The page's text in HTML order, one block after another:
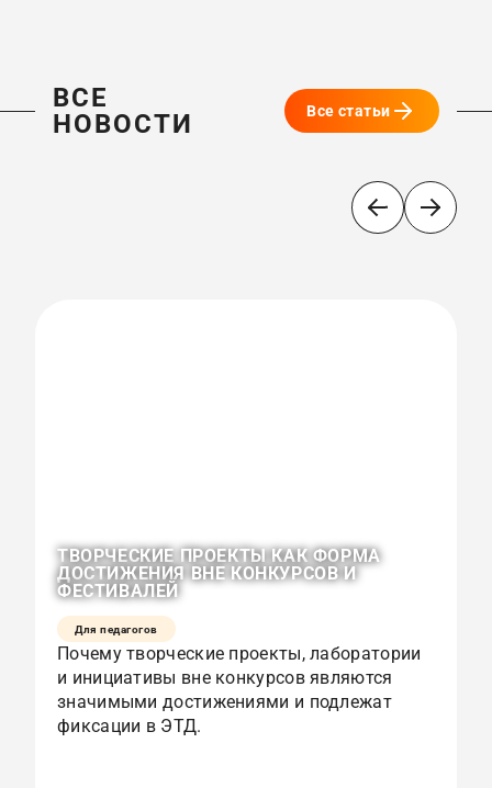
ВСЕ
НОВОСТИ
Все статьи
ТВОРЧЕСКИЕ ПРОЕКТЫ КАК ФОРМА
ДОСТИЖЕНИЯ ВНЕ КОНКУРСОВ И
ФЕСТИВАЛЕЙ
Для педагогов
Почему творческие проекты, лаборатории
и инициативы вне конкурсов являются
значимыми достижениями и подлежат
фиксации в ЭТД.